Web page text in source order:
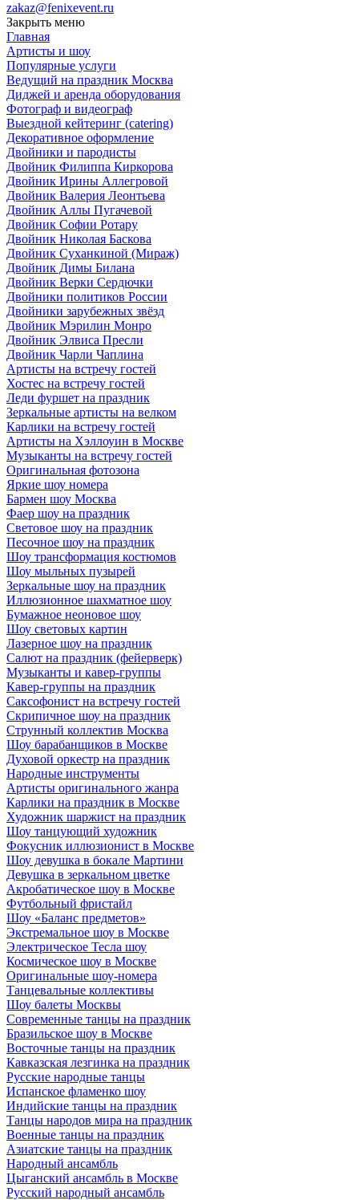
zakaz@fenixevent.ru
Закрыть меню
Главная
Артисты и шоу
Популярные услуги
Ведущий на праздник Москва
Диджей и аренда оборудования
Фотограф и видеограф
Выездной кейтеринг (catering)
Декоративное оформление
Двойники и пародисты
Двойник Филиппа Киркорова
Двойник Ирины Аллегровой
Двойник Валерия Леонтьева
Двойник Аллы Пугачевой
Двойник Софии Ротару
Двойник Николая Баскова
Двойник Суханкиной (Мираж)
Двойник Димы Билана
Двойник Верки Сердючки
Двойники политиков России
Двойники зарубежных звёзд
Двойник Мэрилин Монро
Двойник Элвиса Пресли
Двойник Чарли Чаплина
Артисты на встречу гостей
Хостес на встречу гостей
Леди фуршет на праздник
Зеркальные артисты на велком
Карлики на встречу гостей
Артисты на Хэллоуин в Москве
Музыканты на встречу гостей
Оригинальная фотозона
Яркие шоу номера
Бармен шоу Москва
Фаер шоу на праздник
Световое шоу на праздник
Песочное шоу на праздник
Шоу трансформация костюмов
Шоу мыльных пузырей
Зеркальные шоу на праздник
Иллюзионное шахматное шоу
Бумажное неоновое шоу
Шоу световых картин
Лазерное шоу на праздник
Салют на праздник (фейерверк)
Музыканты и кавер-группы
Кавер-группы на праздник
Саксофонист на встречу гостей
Скрипичное шоу на праздник
Струнный коллектив Москва
Шоу барабанщиков в Москве
Духовой оркестр на праздник
Народные инструменты
Артисты оригинального жанра
Карлики на праздник в Москве
Художник шаржист на праздник
Шоу танцующий художник
Фокусник иллюзионист в Москве
Шоу девушка в бокале Мартини
Девушка в зеркальном цветке
Акробатическое шоу в Москве
Футбольный фристайл
Шоу «Баланс предметов»
Экстремальное шоу в Москве
Электрическое Тесла шоу
Космическое шоу в Москве
Оригинальные шоу-номера
Танцевальные коллективы
Шоу балеты Москвы
Современные танцы на праздник
Бразильское шоу в Москве
Восточные танцы на праздник
Кавказская лезгинка на праздник
Русские народные танцы
Испанское фламенко шоу
Индийские танцы на праздник
Танцы народов мира на праздник
Военные танцы на праздник
Азиатские танцы на праздник
Народный ансамбль
Цыганский ансамбль в Москве
Русский народный ансамбль